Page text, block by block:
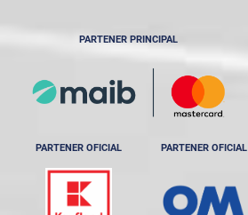
PARTENER PRINCIPAL
PARTENER OFICIAL PARTENER OFICIAL